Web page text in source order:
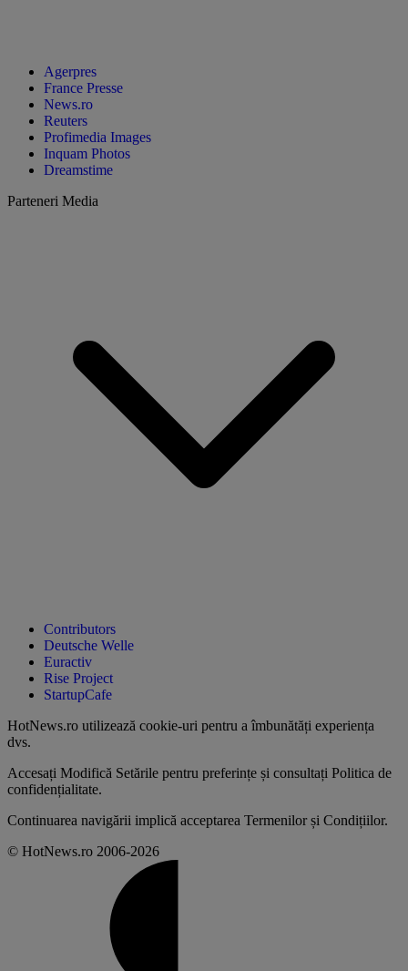
Agerpres
France Presse
News.ro
Reuters
Profimedia Images
Inquam Photos
Dreamstime
Parteneri Media
Contributors
Deutsche Welle
Euractiv
Rise Project
StartupCafe
HotNews.ro utilizează cookie-uri pentru a îmbunătăți experiența
dvs.
Accesați Modifică Setările pentru preferințe și consultați Politica de
confidențialitate.
Continuarea navigării implică acceptarea Termenilor și Condițiilor.
© HotNews.ro 2006-2026